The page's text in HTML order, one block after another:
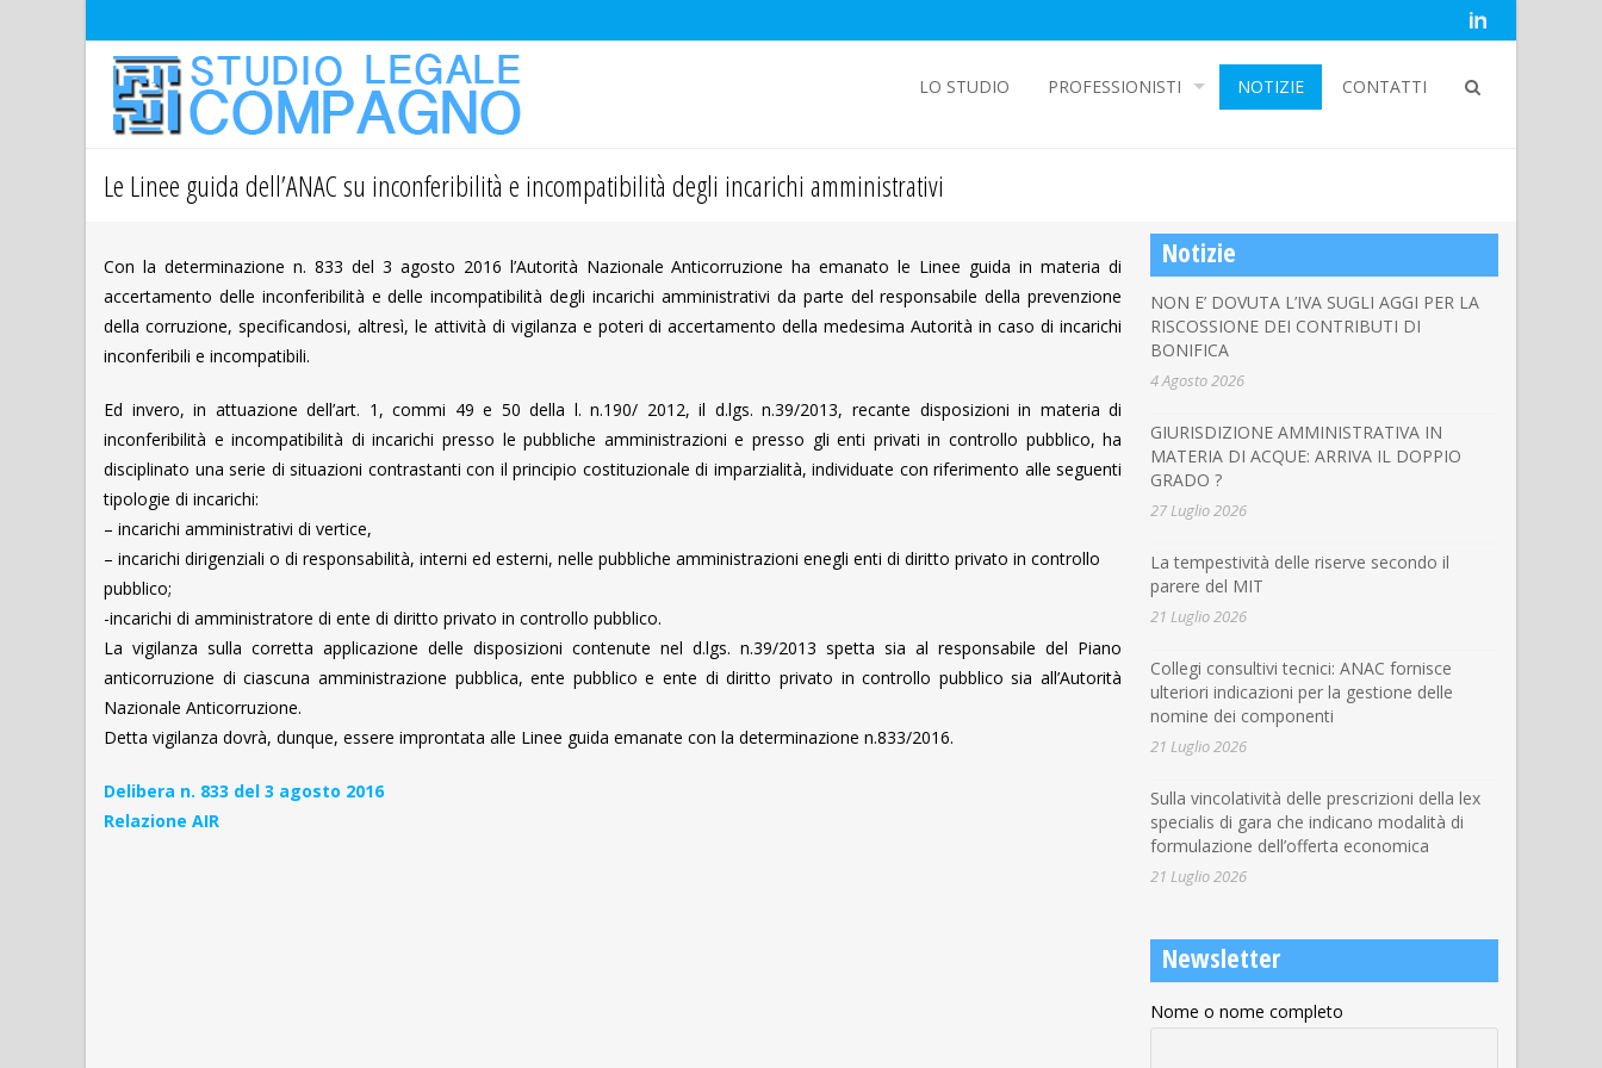
LO STUDIO PROFESSIONISTI NOTIZIE CONTATTI
Le Linee guida dell’ANAC su inconferibilità e incompatibilità degli incarichi amministrativi
Con la determinazione n. 833 del 3 agosto 2016 l’Autorità Nazionale Anticorruzione ha emanato le Linee guida in materia di
accertamento delle inconferibilità e delle incompatibilità degli incarichi amministrativi da parte del responsabile della prevenzione
della corruzione, specificandosi, altresì, le attività di vigilanza e poteri di accertamento della medesima Autorità in caso di incarichi
inconferibili e incompatibili.
Ed invero, in attuazione dell’art. 1, commi 49 e 50 della l. n.190/ 2012, il d.lgs. n.39/2013, recante disposizioni in materia di
inconferibilità e incompatibilità di incarichi presso le pubbliche amministrazioni e presso gli enti privati in controllo pubblico, ha
disciplinato una serie di situazioni contrastanti con il principio costituzionale di imparzialità, individuate con riferimento alle seguenti
tipologie di incarichi:
– incarichi amministrativi di vertice,
– incarichi dirigenziali o di responsabilità, interni ed esterni, nelle pubbliche amministrazioni enegli enti di diritto privato in controllo
pubblico;
-incarichi di amministratore di ente di diritto privato in controllo pubblico.
La vigilanza sulla corretta applicazione delle disposizioni contenute nel d.lgs. n.39/2013 spetta sia al responsabile del Piano
anticorruzione di ciascuna amministrazione pubblica, ente pubblico e ente di diritto privato in controllo pubblico sia all’Autorità
Nazionale Anticorruzione.
Detta vigilanza dovrà, dunque, essere improntata alle Linee guida emanate con la determinazione n.833/2016.
Delibera n. 833 del 3 agosto 2016
Relazione AIR
Notizie
NON E’ DOVUTA L’IVA SUGLI AGGI PER LA
RISCOSSIONE DEI CONTRIBUTI DI
BONIFICA
4 Agosto 2026
GIURISDIZIONE AMMINISTRATIVA IN
MATERIA DI ACQUE: ARRIVA IL DOPPIO
GRADO ?
27 Luglio 2026
La tempestività delle riserve secondo il
parere del MIT
21 Luglio 2026
Collegi consultivi tecnici: ANAC fornisce
ulteriori indicazioni per la gestione delle
nomine dei componenti
21 Luglio 2026
Sulla vincolatività delle prescrizioni della lex
specialis di gara che indicano modalità di
formulazione dell’offerta economica
21 Luglio 2026
Newsletter
Nome o nome completo